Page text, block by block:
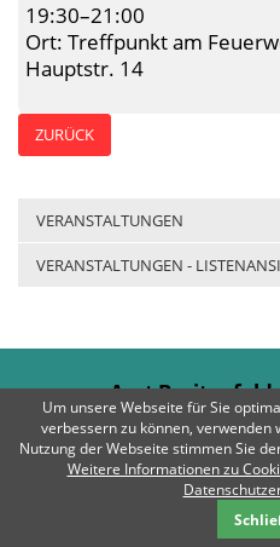
E-
19:30–21:00
Ort: Treffpunkt am
Hauptstr. 14
ZURÜCK
VERANSTALTUNGEN
VERANSTALTUNGEN -
Amt
vorbehalten |
breitenfelde.de|
Um unsere Webseite für Sie
verbessern zu können, verwenden
Nutzung der Webseite stimmen Sie
Weitere Informationen zu